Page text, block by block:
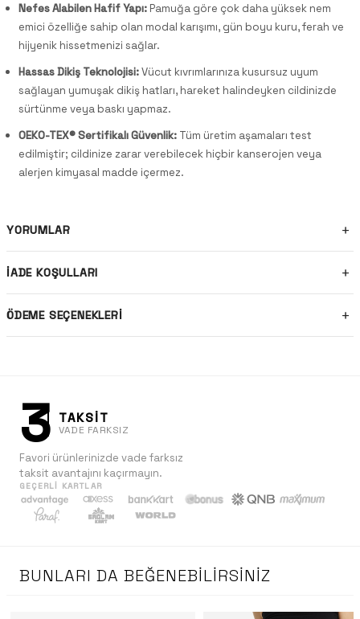
Nefes Alabilen Hafif Yapı: Pamuğa göre çok daha yüksek nem
emici özelliğe sahip olan modal karışımı, gün boyu kuru, ferah ve
hijyenik hissetmenizi sağlar.
Hassas Dikiş Teknolojisi:Vücut kıvrımlarınıza kusursuz uyum
sağlayan yumuşak dikiş hatları, hareket halindeyken cildinizde
sürtünme veya baskı yapmaz.
OEKO-TEX® Sertifikalı Güvenlik: Tüm üretim aşamaları test
edilmiştir; cildinize zarar verebilecek hiçbir kanserojen veya
alerjen kimyasal madde içermez.
YORUMLAR
İADE KOŞULLARI
ÖDEME SEÇENEKLERI
3 TAKSİT
VADE FARKSIZ
Favori ürünlerinizde vade farksız
taksit avantajını kaçırmayın.
GEÇERLI KARTLAR
BUNLARI DA BEĞENEBILIRSINIZ